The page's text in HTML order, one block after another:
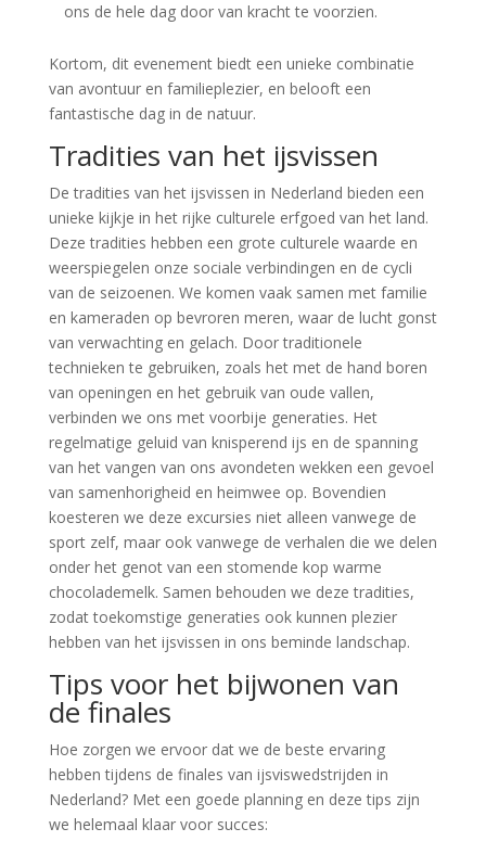
ons de hele dag door van kracht te voorzien.
Kortom, dit evenement biedt een unieke combinatie
van avontuur en familieplezier, en belooft een
fantastische dag in de natuur.
Tradities van het ijsvissen
De tradities van het ijsvissen in Nederland bieden een
unieke kijkje in het rijke culturele erfgoed van het land.
Deze tradities hebben een grote culturele waarde en
weerspiegelen onze sociale verbindingen en de cycli
van de seizoenen. We komen vaak samen met familie
en kameraden op bevroren meren, waar de lucht gonst
van verwachting en gelach. Door traditionele
technieken te gebruiken, zoals het met de hand boren
van openingen en het gebruik van oude vallen,
verbinden we ons met voorbije generaties. Het
regelmatige geluid van knisperend ijs en de spanning
van het vangen van ons avondeten wekken een gevoel
van samenhorigheid en heimwee op. Bovendien
koesteren we deze excursies niet alleen vanwege de
sport zelf, maar ook vanwege de verhalen die we delen
onder het genot van een stomende kop warme
chocolademelk. Samen behouden we deze tradities,
zodat toekomstige generaties ook kunnen plezier
hebben van het ijsvissen in ons beminde landschap.
Tips voor het bijwonen van
de finales
Hoe zorgen we ervoor dat we de beste ervaring
hebben tijdens de finales van ijsviswedstrijden in
Nederland? Met een goede planning en deze tips zijn
we helemaal klaar voor succes: